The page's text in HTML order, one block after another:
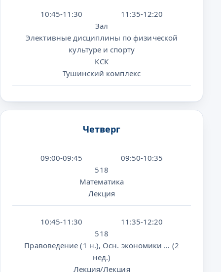
10:45-11:30
11:35-12:20
Зал
Элективные дисциплины по физической
культуре и спорту
КСК
Тушинский комплекс
Четверг
09:00-09:45
09:50-10:35
518
Математика
Лекция
10:45-11:30
11:35-12:20
518
Правоведение (1 н.), Осн. экономики … (2
нед.)
Лекция/Лекция